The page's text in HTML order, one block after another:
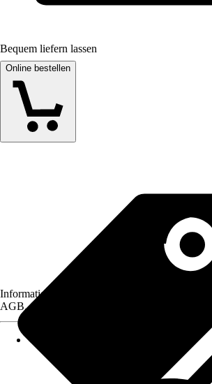
Bequem liefern lassen
Online bestellen
Informationen des Verkäufers, wie z. B.
AGB, finden Sie bei Klick auf den